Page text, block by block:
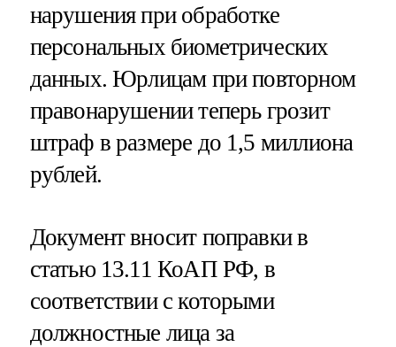
нарушения при обработке
персональных биометрических
данных. Юрлицам при повторном
правонарушении теперь грозит
штраф в размере до 1,5 миллиона
рублей.
Документ вносит поправки в
статью 13.11 КоАП РФ, в
соответствии с которыми
должностные лица за